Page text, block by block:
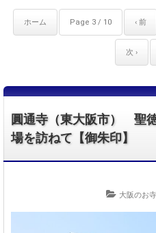
ホーム Page 3 / 10 ‹ 前
次 ›
圓通寺（東大阪市） 聖
場を訪ねて【御朱印】
大阪のお